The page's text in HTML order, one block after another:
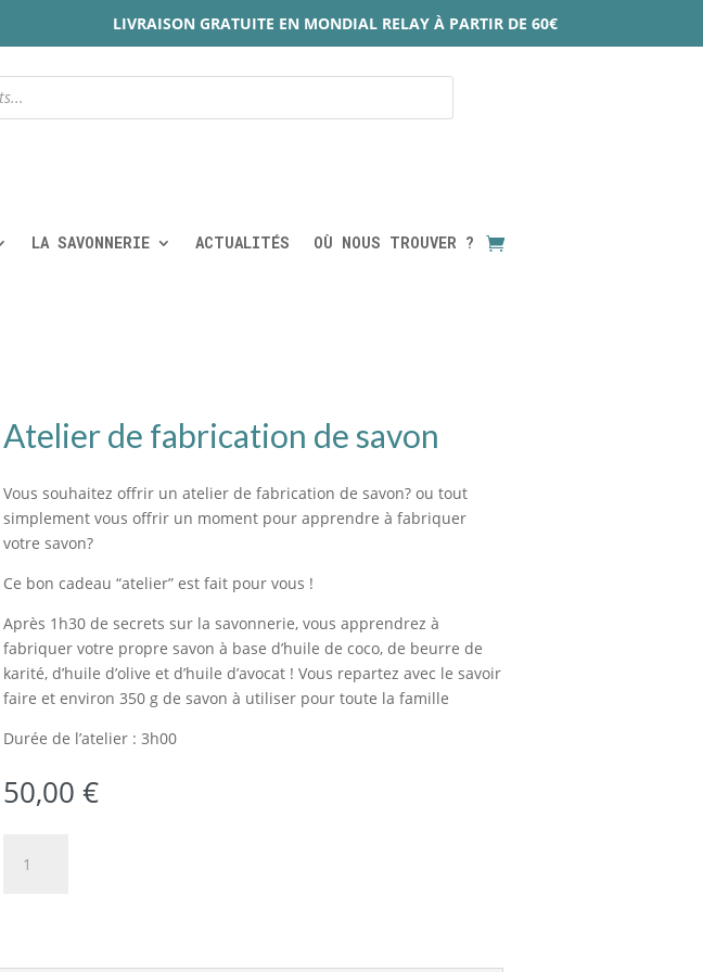
LIVRAISON GRATUITE EN MONDIAL RELAY À PARTIR DE 60€
LA SAVONNERIE ACTUALITÉS OÙ NOUS TROUVER ?
Atelier de fabrication de savon
Vous souhaitez offrir un atelier de fabrication de savon? ou tout
simplement vous offrir un moment pour apprendre à fabriquer
votre savon?
Ce bon cadeau “atelier” est fait pour vous !
Après 1h30 de secrets sur la savonnerie, vous apprendrez à
fabriquer votre propre savon à base d’huile de coco, de beurre de
karité, d’huile d’olive et d’huile d’avocat ! Vous repartez avec le savoir
faire et environ 350 g de savon à utiliser pour toute la famille
Durée de l’atelier : 3h00
50,00 €